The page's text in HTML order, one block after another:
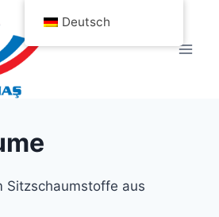
Sitzschaumstoffe aus
Deutsch